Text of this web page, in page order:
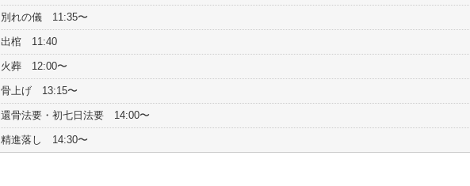
別れの儀 11:35〜
出棺 11:40
火葬 12:00〜
骨上げ 13:15〜
還骨法要・初七日法要 14:00〜
精進落し 14:30〜